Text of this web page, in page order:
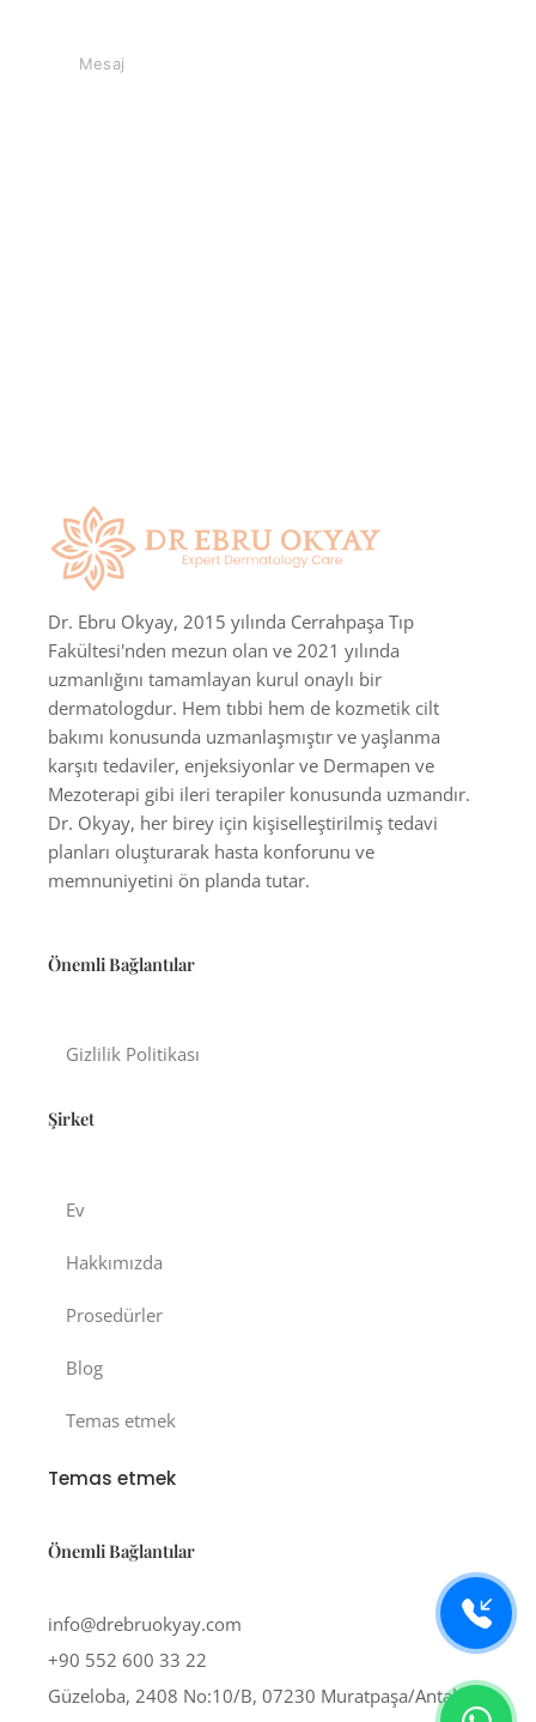
Dr. Ebru Okyay, 2015 yılında Cerrahpaşa Tıp
Fakültesi'nden mezun olan ve 2021 yılında
uzmanlığını tamamlayan kurul onaylı bir
dermatologdur. Hem tıbbi hem de kozmetik cilt
bakımı konusunda uzmanlaşmıştır ve yaşlanma
karşıtı tedaviler, enjeksiyonlar ve Dermapen ve
Mezoterapi gibi ileri terapiler konusunda uzmandır.
Dr. Okyay, her birey için kişiselleştirilmiş tedavi
planları oluşturarak hasta konforunu ve
memnuniyetini ön planda tutar.
Önemli Bağlantılar
Gizlilik Politikası
Şirket
Ev
Hakkımızda
Prosedürler
Blog
Temas etmek
Temas etmek
Önemli Bağlantılar
info@drebruokyay.com
+90 552 600 33 22
Güzeloba, 2408 No:10/B, 07230 Muratpaşa/Antalya